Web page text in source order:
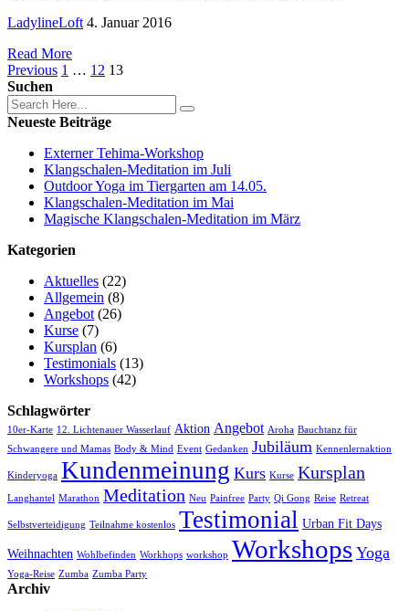
LadylineLoft 4. Januar 2016
Read More
Previous 1 … 12 13
Suchen
Neueste Beiträge
Externer Tehima-Workshop
Klangschalen-Meditation im Juli
Outdoor Yoga im Tiergarten am 14.05.
Klangschalen-Meditation im Mai
Magische Klangschalen-Meditation im März
Kategorien
Aktuelles (22)
Allgemein (8)
Angebot (26)
Kurse (7)
Kursplan (6)
Testimonials (13)
Workshops (42)
Schlagwörter
10er-Karte 12. Lichtenauer Wasserlauf Aktion Angebot Aroha Bauchtanz für
Schwangere und Mamas Body & Mind Event Gedanken Jubiläum Kennenlernaktion
Kinderyoga Kundenmeinung Kurs Kurse Kursplan
Langhantel Marathon Meditation Neu Painfree Party Qi Gong Reise Retreat
Selbstverteidigung Teilnahme kostenlos Testimonial Urban Fit Days
Weihnachten Wohlbefinden Workhops workshop Workshops Yoga
Yoga-Reise Zumba Zumba Party
Archiv